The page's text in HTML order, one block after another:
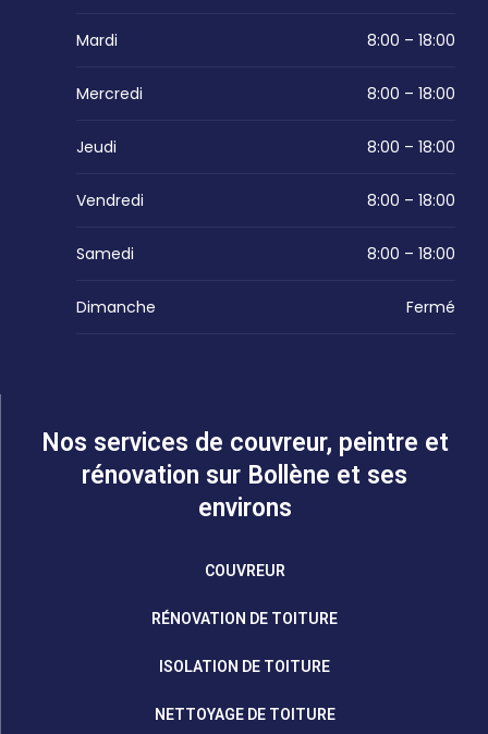
Mardi 8:00 – 18:00
Mercredi 8:00 – 18:00
Jeudi 8:00 – 18:00
Vendredi 8:00 – 18:00
Samedi 8:00 – 18:00
Dimanche Fermé
Nos services de couvreur, peintre et
rénovation sur Bollène et ses
environs
COUVREUR
RÉNOVATION DE TOITURE
ISOLATION DE TOITURE
NETTOYAGE DE TOITURE